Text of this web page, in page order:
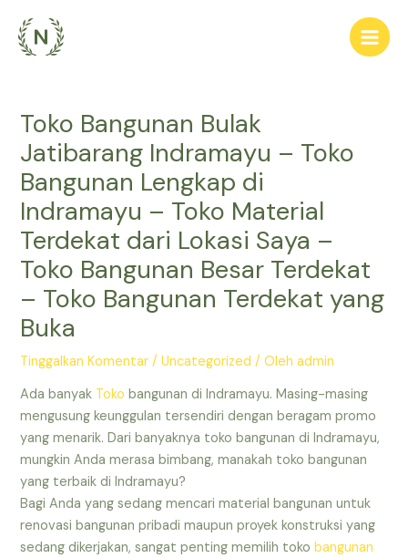
konten
Main
Toko Bangunan Bulak
Jatibarang Indramayu – Toko
Bangunan Lengkap di
Indramayu – Toko Material
Terdekat dari Lokasi Saya –
Toko Bangunan Besar Terdekat
– Toko Bangunan Terdekat yang
Buka
Tinggalkan Komentar /Uncategorized / Olehadmin
Ada banyak Toko bangunan di Indramayu. Masing-masing
mengusung keunggulan tersendiri dengan beragam promo
yang menarik. Dari banyaknya toko bangunan di Indramayu,
mungkin Anda merasa bimbang, manakah toko bangunan
yang terbaik di Indramayu?
Bagi Anda yang sedang mencari material bangunan untuk
renovasi bangunan pribadi maupun proyek konstruksi yang
sedang dikerjakan, sangat penting memilih tokobangunan